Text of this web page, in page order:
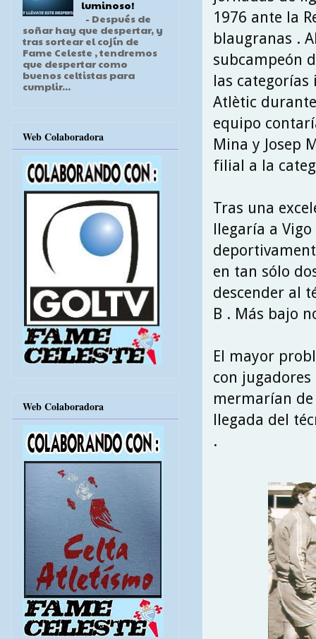
1976 ante la
blaugranas .
subcampeón
las
Atlètic
equipo
Mina y Josep
filial a la
Tras una
llegaría a
en tan sólo
descender al
B . Más bajo
El mayor
con
mermarían
llegada del
.
luminoso!
- Después de
soñar hay que despertar, y
tras sortear el cojín de
Fame Celeste , tendremos
que despertar como
buenos celtistas para
cumplir...
Web Colaboradora
Web Colaboradora